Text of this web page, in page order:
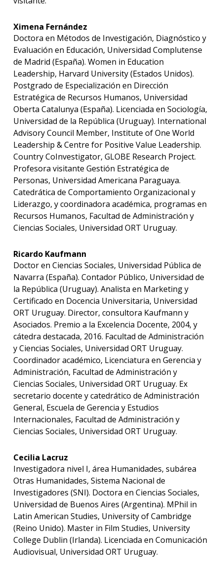
Ximena Fernández
Doctora en Métodos de Investigación, Diagnóstico y
Evaluación en Educación, Universidad Complutense
de Madrid (España). Women in Education
Leadership, Harvard University (Estados Unidos).
Postgrado de Especialización en Dirección
Estratégica de Recursos Humanos, Universidad
Oberta Catalunya (España). Licenciada en Sociología,
Universidad de la República (Uruguay). International
Advisory Council Member, Institute of One World
Leadership & Centre for Positive Value Leadership.
Country CoInvestigator, GLOBE Research Project.
Profesora visitante Gestión Estratégica de
Personas, Universidad Americana Paraguaya.
Catedrática de Comportamiento Organizacional y
Liderazgo, y coordinadora académica, programas en
Recursos Humanos, Facultad de Administración y
Ciencias Sociales, Universidad ORT Uruguay.
Ricardo Kaufmann
Doctor en Ciencias Sociales, Universidad Pública de
Navarra (España). Contador Público, Universidad de
la República (Uruguay). Analista en Marketing y
Certificado en Docencia Universitaria, Universidad
ORT Uruguay. Director, consultora Kaufmann y
Asociados. Premio a la Excelencia Docente, 2004, y
cátedra destacada, 2016. Facultad de Administración
y Ciencias Sociales, Universidad ORT Uruguay.
Coordinador académico, Licenciatura en Gerencia y
Administración, Facultad de Administración y
Ciencias Sociales, Universidad ORT Uruguay. Ex
secretario docente y catedrático de Administración
General, Escuela de Gerencia y Estudios
Internacionales, Facultad de Administración y
Ciencias Sociales, Universidad ORT Uruguay.
Cecilia Lacruz
Investigadora nivel I, área Humanidades, subárea
Otras Humanidades, Sistema Nacional de
Investigadores (SNI). Doctora en Ciencias Sociales,
Universidad de Buenos Aires (Argentina). MPhil in
Latin American Studies, University of Cambridge
(Reino Unido). Master in Film Studies, University
College Dublin (Irlanda). Licenciada en Comunicación
Audiovisual, Universidad ORT Uruguay.